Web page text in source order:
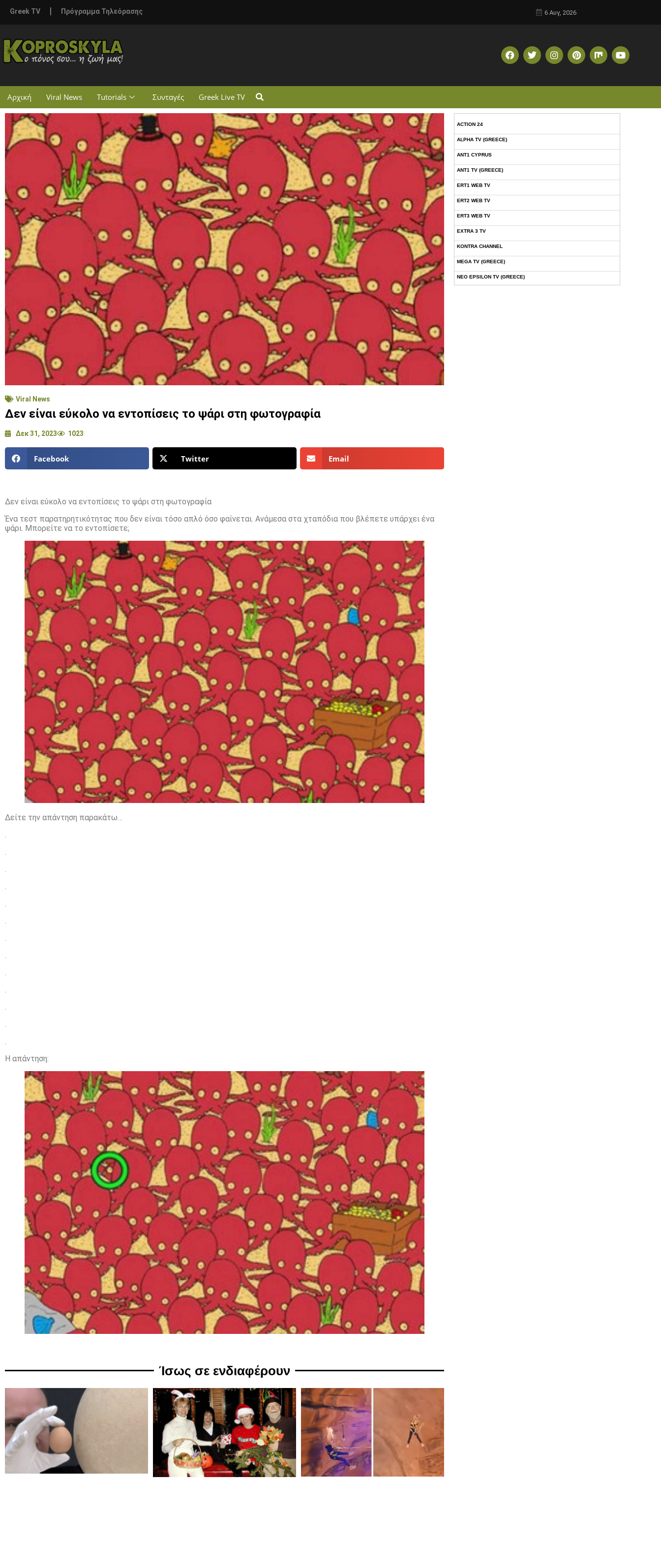
Greek TV Πρόγραμμα Τηλεόρασης 6 Αυγ, 2026
Αρχική Viral News Tutorials Συνταγές Greek Live TV
Viral News
Δεν είναι εύκολο να εντοπίσεις το ψάρι στη φωτογραφία
Δεκ 31, 2023 1023
Facebook Twitter Email
Δεν είναι εύκολο να εντοπίσεις το ψάρι στη φωτογραφία
Ένα τεστ παρατηρητικότητας που δεν είναι τόσο απλό όσο φαίνεται. Ανάμεσα στα χταπόδια που βλέπετε υπάρχει ένα
ψάρι. Μπορείτε να το εντοπίσετε;
Δείτε την απάντηση παρακάτω…
.
.
.
.
.
.
.
.
.
.
.
.
.
Η απάντηση:
Ίσως σε ενδιαφέρουν
ACTION 24
ALPHA TV (GREECE)
ANT1 CYPRUS
ANT1 TV (GREECE)
ERT1 WEB TV
ERT2 WEB TV
ERT3 WEB TV
EXTRA 3 TV
KONTRA CHANNEL
MEGA TV (GREECE)
NEO EPSILON TV (GREECE)